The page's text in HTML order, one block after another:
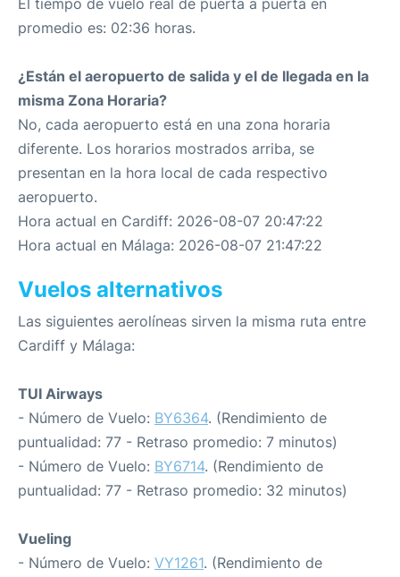
El tiempo de vuelo real de puerta a puerta en
promedio es: 02:36 horas.
¿Están el aeropuerto de salida y el de llegada en la
misma Zona Horaria?
No, cada aeropuerto está en una zona horaria
diferente. Los horarios mostrados arriba, se
presentan en la hora local de cada respectivo
aeropuerto.
Hora actual en Cardiff: 2026-08-07 20:47:22
Hora actual en Málaga: 2026-08-07 21:47:22
Vuelos alternativos
Las siguientes aerolíneas sirven la misma ruta entre
Cardiff y Málaga:
TUI Airways
- Número de Vuelo: BY6364. (Rendimiento de
puntualidad: 77 - Retraso promedio: 7 minutos)
- Número de Vuelo: BY6714. (Rendimiento de
puntualidad: 77 - Retraso promedio: 32 minutos)
Vueling
- Número de Vuelo: VY1261. (Rendimiento de